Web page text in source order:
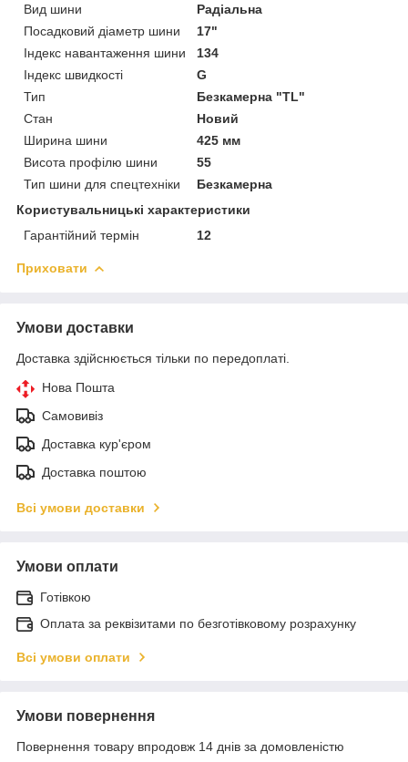
Вид шини
Радіальна
Посадковий діаметр шини
17"
Індекс навантаження шини
134
Індекс швидкості
G
Тип
Безкамерна "TL"
Стан
Новий
Ширина шини
425 мм
Висота профілю шини
55
Тип шини для спецтехніки
Безкамерна
Користувальницькі характеристики
Гарантійний термін
12
Приховати
Умови доставки
Доставка здійснюється тільки по передоплаті.
Нова Пошта
Самовивіз
Доставка кур'єром
Доставка поштою
Всі умови доставки
Умови оплати
Готівкою
Оплата за реквізитами по безготівковому розрахунку
Всі умови оплати
Умови повернення
Повернення товару впродовж 14 днів за домовленістю